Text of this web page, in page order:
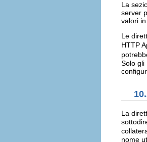
La
server
valori
Le
HTTP
Solo gli
La
nome